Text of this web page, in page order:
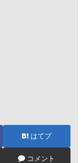
はてブ
コメント